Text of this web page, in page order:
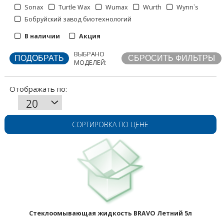
Sonax
Turtle Wax Wumax Wurth
Wynn`s
Бобруйский завод биотехнологий
В наличии
Акция
ВЫБРАНО
МОДЕЛЕЙ:
Отображать по:
СОРТИРОВКА ПО ЦЕНЕ
Стеклоомывающая жидкость BRAVO Летний 5л